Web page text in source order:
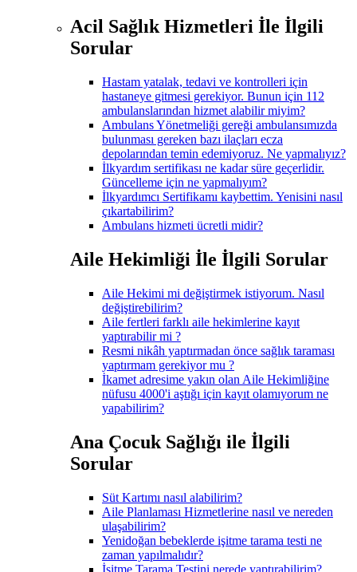
Acil Sağlık Hizmetleri İle İlgili
Sorular
Hastam yatalak, tedavi ve kontrolleri için
hastaneye gitmesi gerekiyor. Bunun için 112
ambulanslarından hizmet alabilir miyim?
Ambulans Yönetmeliği gereği ambulansımızda
bulunması gereken bazı ilaçları ecza
depolarından temin edemiyoruz. Ne yapmalıyız?
İlkyardım sertifikası ne kadar süre geçerlidir.
Güncelleme için ne yapmalıyım?
İlkyardımcı Sertifikamı kaybettim. Yenisini nasıl
çıkartabilirim?
Ambulans hizmeti ücretli midir?
Aile Hekimliği İle İlgili Sorular
Aile Hekimi mi değiştirmek istiyorum. Nasıl
değiştirebilirim?
Aile fertleri farklı aile hekimlerine kayıt
yaptırabilir mi ?
Resmi nikâh yaptırmadan önce sağlık taraması
yaptırmam gerekiyor mu ?
İkamet adresime yakın olan Aile Hekimliğine
nüfusu 4000'i aştığı için kayıt olamıyorum ne
yapabilirim?
Ana Çocuk Sağlığı ile İlgili
Sorular
Süt Kartımı nasıl alabilirim?
Aile Planlaması Hizmetlerine nasıl ve nereden
ulaşabilirim?
Yenidoğan bebeklerde işitme tarama testi ne
zaman yapılmalıdır?
İşitme Tarama Testini nerede yaptırabilirim?